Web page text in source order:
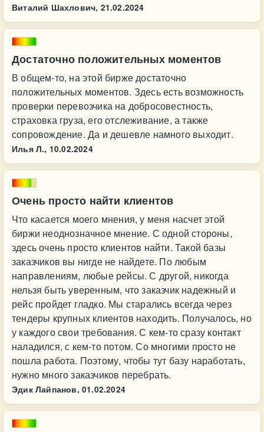
Виталий Шахлович, 21.02.2024
Достаточно положительных моментов
В общем-то, на этой бирже достаточно
положительных моментов. Здесь есть возможность
проверки перевозчика на добросовестность,
страховка груза, его отслеживание, а также
сопровождение. Да и дешевле намного выходит.
Илья Л., 10.02.2024
Очень просто найти клиентов
Что касается моего мнения, у меня насчет этой
биржи неоднозначное мнение. С одной стороны,
здесь очень просто клиентов найти. Такой базы
заказчиков вы нигде не найдете. По любым
направлениям, любые рейсы. С другой, никогда
нельзя быть уверенным, что заказчик надежный и
рейс пройдет гладко. Мы старались всегда через
тендеры крупных клиентов находить. Получалось, но
у каждого свои требования. С кем-то сразу контакт
наладился, с кем-то потом. Со многими просто не
пошла работа. Поэтому, чтобы тут базу наработать,
нужно много заказчиков перебрать.
Эдик Лайпанов, 01.02.2024